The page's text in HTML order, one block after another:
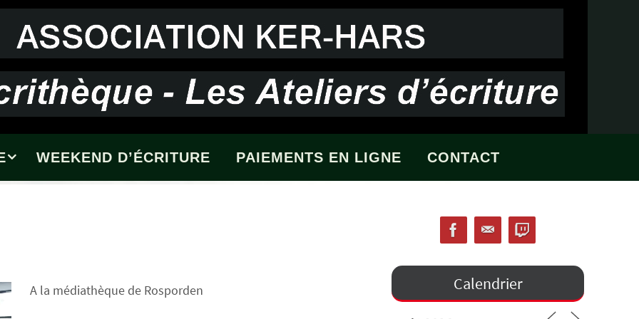
WEEKEND D’ÉCRITURE PAIEMENTS EN LIGNE CONTACT
A la médiathèque de Rosporden Calendrier